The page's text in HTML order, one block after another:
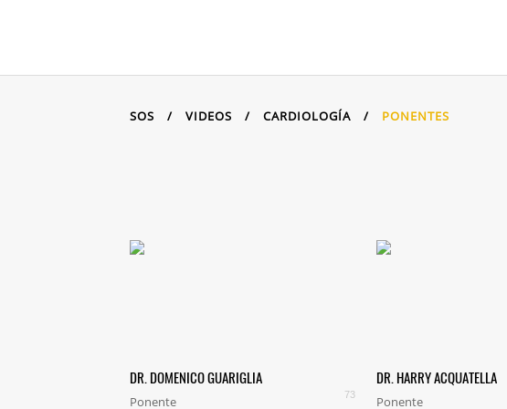
SOS / VIDEOS / CARDIOLOGÍA / PONENTES
DR. DOMENICO GUARIGLIA
Ponente 73
DR. HARRY ACQUATELLA
Ponente